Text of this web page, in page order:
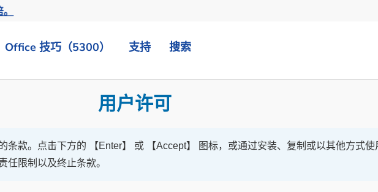
Office 技巧（5300） 支持 搜索
用户许可
条款。点击下方的 【Enter】 或 【Accept】 图标，或通过安装、复制或以其他方式使
任限制以及终止条款。